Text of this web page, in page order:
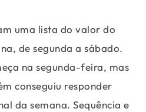
uma lista do valor do
de segunda a sábado.
na segunda-feira, mas
conseguiu responder
da semana. Sequência e